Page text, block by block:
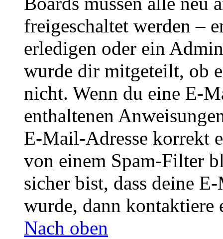
freigeschaltet werden –
erledigen oder ein
wurde dir mitgeteilt, ob
nicht. Wenn du eine E-
enthaltenen
E-Mail-Adresse korrekt
von einem Spam-Filter
sicher bist, dass deine
wurde, dann kontaktiere
Nach oben